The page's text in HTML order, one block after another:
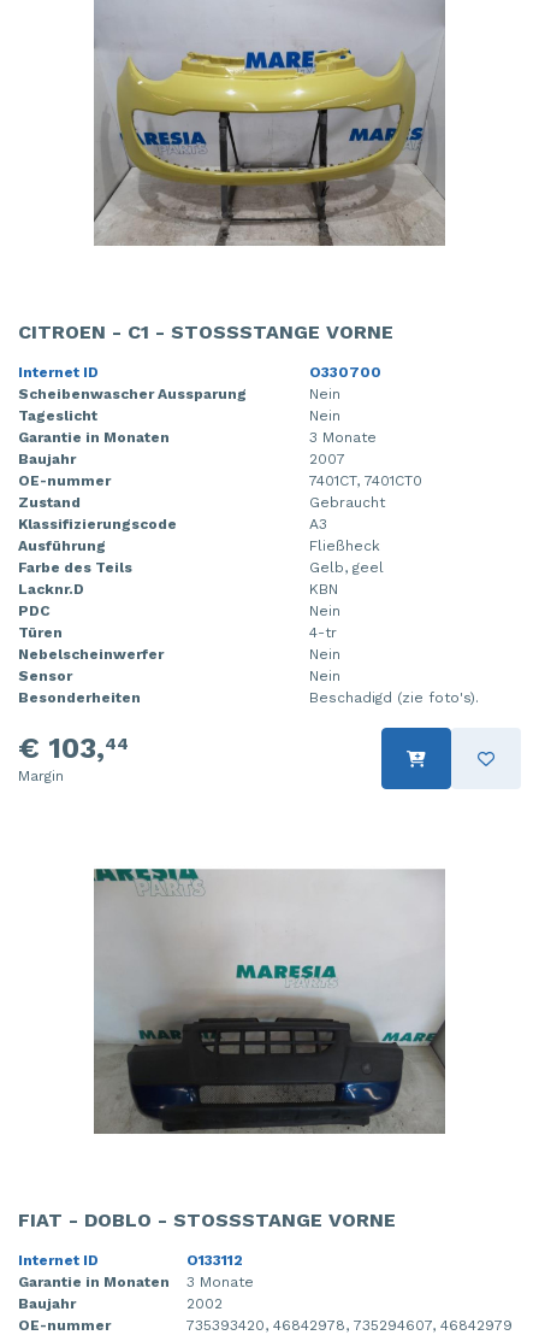
CITROEN - C1 - STOSSSTANGE VORNE
Internet ID
O330700
Scheibenwascher Aussparung
Nein
Tageslicht
Nein
Garantie in Monaten
3 Monate
Baujahr
2007
OE-nummer
7401CT, 7401CT0
Zustand
Gebraucht
Klassifizierungscode
A3
Ausführung
Fließheck
Farbe des Teils
Gelb, geel
Lacknr.D
KBN
PDC
Nein
Türen
4-tr
Nebelscheinwerfer
Nein
Sensor
Nein
Besonderheiten
Beschadigd (zie foto's).
€ 103,44
Margin
FIAT - DOBLO - STOSSSTANGE VORNE
Internet ID
O133112
Garantie in Monaten
3 Monate
Baujahr
2002
OE-nummer
735393420, 46842978, 735294607, 46842979